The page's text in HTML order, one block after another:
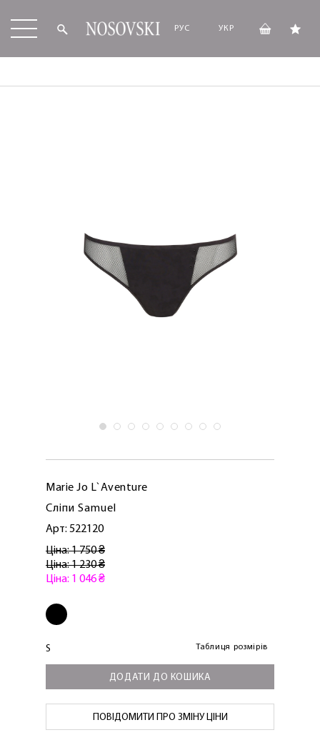
РУС УКР
Marie Jo L`Aventure
Сліпи Samuel
Арт: 522120
Ціна: 1 750 ₴
Ціна: 1 230 ₴
Ціна: 1 046 ₴
S Таблиця розмірів
ДОДАТИ ДО КОШИКА
ПОВІДОМИТИ ПРО ЗМІНУ ЦІНИ